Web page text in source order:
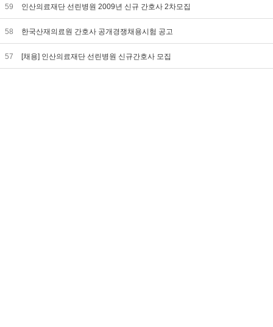
59 인산의료재단 선린병원 2009년 신규 간호사 2차모집
58 한국산재의료원 간호사 공개경쟁채용시험 공고
57 [채용] 인산의료재단 선린병원 신규간호사 모집